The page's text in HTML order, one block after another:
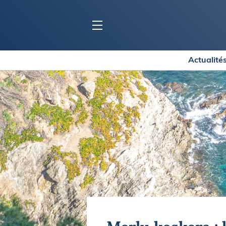
BLOC MARINE
Ports
Carnets de voyage
Dossiers de la rédaction
Collection Bloc Marine
Application Bloc Marine
Règlementation
BATEAUX